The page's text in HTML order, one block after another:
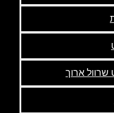
שרוול ארוך